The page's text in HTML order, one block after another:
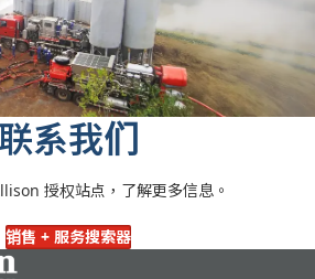
联系我们
授权站点，了解更多信息。
销售 + 服务搜索器